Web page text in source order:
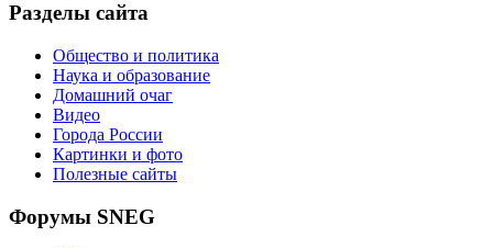
Разделы сайта
Общество и политика
Наука и образование
Домашний очаг
Видео
Города России
Картинки и фото
Полезные сайты
Форумы SNEG